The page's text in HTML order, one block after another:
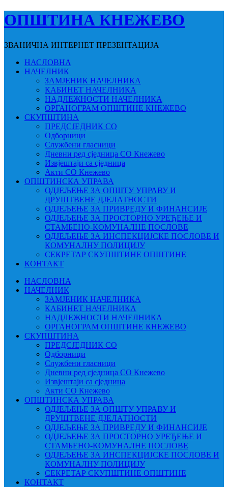
ОПШТИНА КНЕЖЕВО
ЗВАНИЧНА ИНТЕРНЕТ ПРЕЗЕНТАЦИЈА
НАСЛОВНА
НАЧЕЛНИК
ЗАМЈЕНИК НАЧЕЛНИКА
КАБИНЕТ НАЧЕЛНИКА
НАДЛЕЖНОСТИ НАЧЕЛНИКА
ОРГАНОГРАМ ОПШТИНЕ КНЕЖЕВО
СКУПШТИНА
ПРЕДСЈЕДНИК СО
Одборници
Службени гласници
Дневни ред сједница СО Кнежево
Извјештаји са сједница
Акти СО Кнежево
ОПШТИНСКА УПРАВА
ОДЈЕЉЕЊЕ ЗА ОПШТУ УПРАВУ И
ДРУШТВЕНЕ ДЈЕЛАТНОСТИ
ОДЈЕЉЕЊЕ ЗА ПРИВРЕДУ И ФИНАНСИЈЕ
ОДЈЕЉЕЊЕ ЗА ПРОСТОРНО УРЕЂЕЊЕ И
СТАМБЕНО-КОМУНАЛНЕ ПОСЛОВЕ
ОДЈЕЉЕЊЕ ЗА ИНСПЕКЦИЈСКЕ ПОСЛОВЕ И
КОМУНАЛНУ ПОЛИЦИЈУ
СЕКРЕТАР СКУПШТИНЕ ОПШТИНЕ
КОНТАКТ
НАСЛОВНА
НАЧЕЛНИК
ЗАМЈЕНИК НАЧЕЛНИКА
КАБИНЕТ НАЧЕЛНИКА
НАДЛЕЖНОСТИ НАЧЕЛНИКА
ОРГАНОГРАМ ОПШТИНЕ КНЕЖЕВО
СКУПШТИНА
ПРЕДСЈЕДНИК СО
Одборници
Службени гласници
Дневни ред сједница СО Кнежево
Извјештаји са сједница
Акти СО Кнежево
ОПШТИНСКА УПРАВА
ОДЈЕЉЕЊЕ ЗА ОПШТУ УПРАВУ И
ДРУШТВЕНЕ ДЈЕЛАТНОСТИ
ОДЈЕЉЕЊЕ ЗА ПРИВРЕДУ И ФИНАНСИЈЕ
ОДЈЕЉЕЊЕ ЗА ПРОСТОРНО УРЕЂЕЊЕ И
СТАМБЕНО-КОМУНАЛНЕ ПОСЛОВЕ
ОДЈЕЉЕЊЕ ЗА ИНСПЕКЦИЈСКЕ ПОСЛОВЕ И
КОМУНАЛНУ ПОЛИЦИЈУ
СЕКРЕТАР СКУПШТИНЕ ОПШТИНЕ
КОНТАКТ